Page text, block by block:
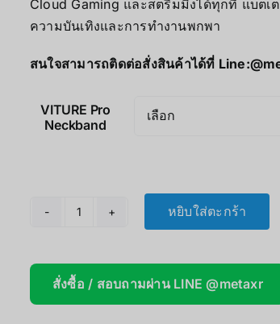
Cloud Gaming และสตรีมมิ่งได้ทุกที่ แบตเ
ความบันเทิงและการทำงานพกพา
สนใจสามารถติดต่อสั่งสินค้าได้ที่ Line:
VITURE Pro
Neckband
จำนวน
Pro
Neckband
ชิ้น
หยิบใส่ตะกร้า
สั่งซื้อ / สอบถามผ่าน LINE @metaxr